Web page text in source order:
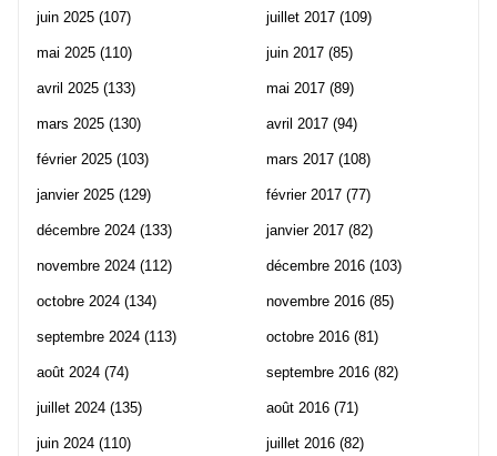
juin 2025 (107)
mai 2025 (110)
avril 2025 (133)
mars 2025 (130)
février 2025 (103)
janvier 2025 (129)
décembre 2024 (133)
novembre 2024 (112)
octobre 2024 (134)
septembre 2024 (113)
août 2024 (74)
juillet 2024 (135)
juin 2024 (110)
juillet 2017 (109)
juin 2017 (85)
mai 2017 (89)
avril 2017 (94)
mars 2017 (108)
février 2017 (77)
janvier 2017 (82)
décembre 2016 (103)
novembre 2016 (85)
octobre 2016 (81)
septembre 2016 (82)
août 2016 (71)
juillet 2016 (82)